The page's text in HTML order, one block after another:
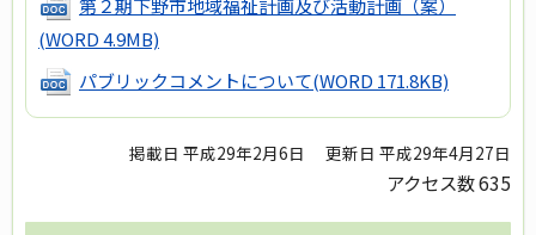
第２期下野市地域福祉計画及び活動計画（案）
(WORD 4.9MB)
パブリックコメントについて(WORD 171.8KB)
掲載日 平成29年2月6日 更新日 平成29年4月27日
アクセス数635